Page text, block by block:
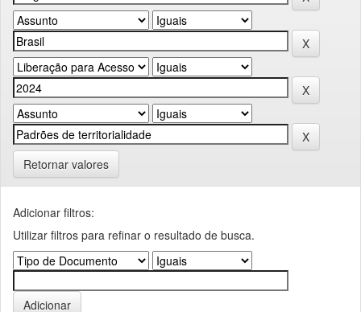
Retornar valores
Adicionar filtros:
Utilizar filtros para refinar o resultado de busca.